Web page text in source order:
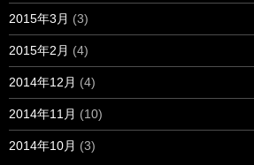
2015年3月 (3)
2015年2月 (4)
2014年12月 (4)
2014年11月 (10)
2014年10月 (3)